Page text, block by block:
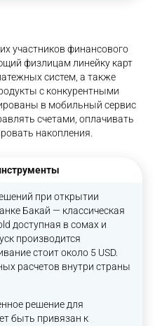
участников финансового
физлицам линейку карт
систем, а также
с конкурентными
в мобильный сервис
счетами, оплачивать
накопления.
при открытии
Бакай — классическая
доступная в сомах и
производится
стоит около 5 USD.
расчетов внутри страны
решение для
быть привязан к